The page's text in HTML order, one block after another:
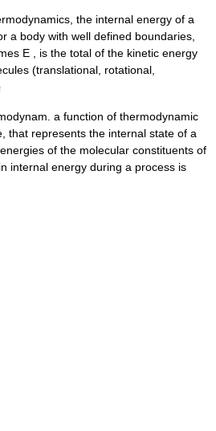
the internal energy of a
a body with well defined boundaries,
E , is the total of the kinetic energy
(translational, rotational,
a function of thermodynamic
that represents the internal state of a
of the molecular constituents of
internal energy during a process is